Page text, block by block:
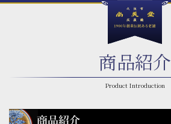
商品紹介